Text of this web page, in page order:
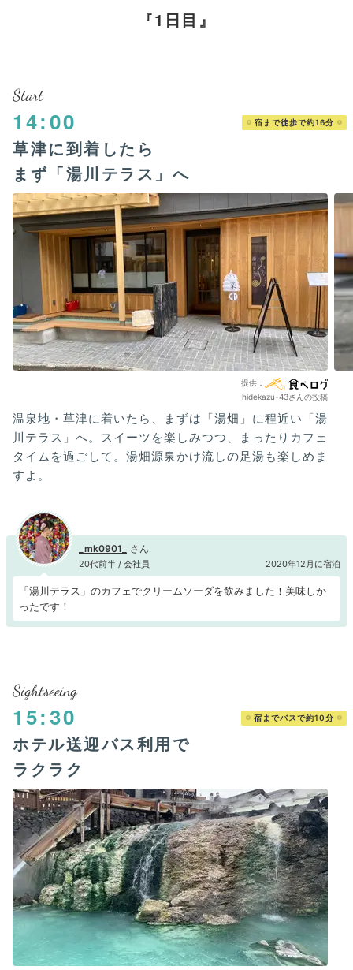
1日目
Start
14:00 宿まで徒歩で約16分
草津に到着したら
まず「湯川​テラス」へ
hidekazu-43さんの投稿
温泉地・草津に着いたら、まずは「湯畑」に程近い「湯
川​テラス」へ。スイーツを楽しみつつ、まったりカフェ
タイムを過ごして。湯畑源泉かけ流しの足湯も楽しめま
すよ。
_mk0901_
20代前半 / 会社員 2020年12月に宿泊
「湯川テラス」のカフェでクリームソーダを飲みました！美味しか
ったです！
Sightseeing
15:30 宿までバスで約10分
ホテル送迎バス利用で
ラクラク